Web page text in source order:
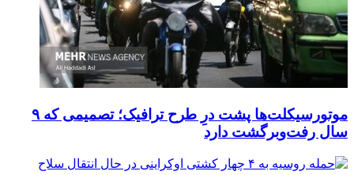
موتورسیکلت‌ها پشت درِ طرح ترافیک؛ تصمیمی که ۹
سال رفت‌وبرگشت دارد